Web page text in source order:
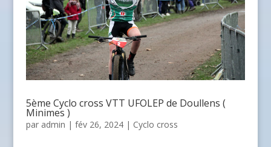
5ème Cyclo cross VTT UFOLEP de Doullens (
Minimes )
par admin | fév 26, 2024 | Cyclo cross